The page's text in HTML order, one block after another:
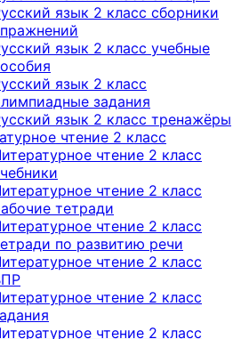
язык 2 класс сборники
язык 2 класс учебные
язык 2 класс
задания
язык 2 класс тренажёры
чтение 2 класс
чтение 2 класс
чтение 2 класс
тетради
чтение 2 класс
по развитию речи
чтение 2 класс
чтение 2 класс
чтение 2 класс